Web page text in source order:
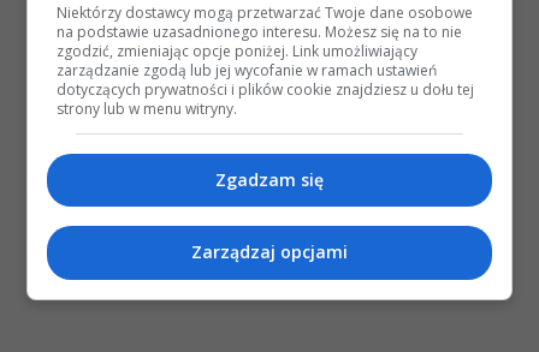
Niektórzy dostawcy mogą przetwarzać Twoje dane osobowe
na podstawie uzasadnionego interesu. Możesz się na to nie
zgodzić, zmieniając opcje poniżej. Link umożliwiający
zarządzanie zgodą lub jej wycofanie w ramach ustawień
dotyczących prywatności i plików cookie znajdziesz u dołu tej
strony lub w menu witryny.
Zgadzam się
Zarządzaj opcjami